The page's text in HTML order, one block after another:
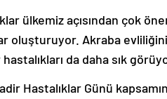
ülkemiz açısından çok
oluşturuyor. Akraba
da daha sık
Hastalıklar Günü